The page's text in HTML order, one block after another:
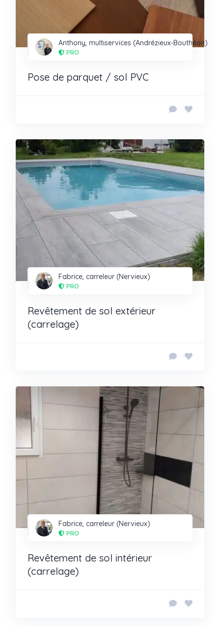
Anthony, multiservices (Andrézieux-Bouthéon)
PRO
Pose de parquet / sol PVC
Fabrice, carreleur (Nervieux)
PRO
Revêtement de sol extérieur
(carrelage)
Fabrice, carreleur (Nervieux)
PRO
Revêtement de sol intérieur
(carrelage)